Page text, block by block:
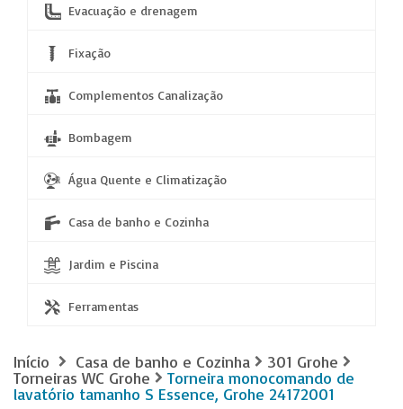
Evacuação e drenagem
Fixação
Complementos Canalização
Bombagem
Água Quente e Climatização
Casa de banho e Cozinha
Jardim e Piscina
Ferramentas
Início Casa de banho e Cozinha
301 Grohe
Torneiras WC Grohe
Torneira monocomando de
lavatório tamanho S Essence, Grohe 24172001